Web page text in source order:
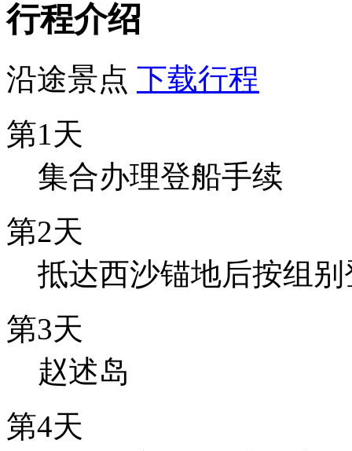
行程介绍
沿途景点 下载行程
第1天
集合办理登船手续
第2天
抵达西沙锚地后按组
第3天
赵述岛
第4天